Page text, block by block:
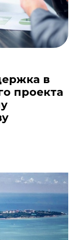
в
проекта